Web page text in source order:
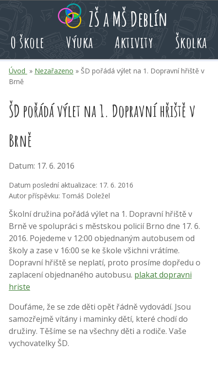
obsah
volby
akcí
ZŠ a MŠ Deblín
O škole Výuka Aktivity Školka
Úvod » Nezařazeno » ŠD pořádá výlet na 1. Dopravní hřiště v
Brně
ŠD pořádá výlet na 1. Dopravní hřiště v
Brně
Datum: 17. 6. 2016
Datum poslední aktualizace: 17. 6. 2016
Autor příspěvku: Tomáš Doležel
Školní družina pořádá výlet na 1. Dopravní hřiště v
Brně ve spolupráci s městskou policií Brno dne 17. 6.
2016. Pojedeme v 12:00 objednaným autobusem od
školy a zase v 16:00 se ke škole všichni vrátíme.
Dopravní hřiště se neplatí, proto prosíme dopředu o
zaplacení objednaného autobusu. plakat dopravni
hriste
Doufáme, že se zde děti opět řádně vydovádí. Jsou
samozřejmě vítány i maminky dětí, které chodí do
družiny. Těšíme se na všechny děti a rodiče. Vaše
vychovatelky ŠD.